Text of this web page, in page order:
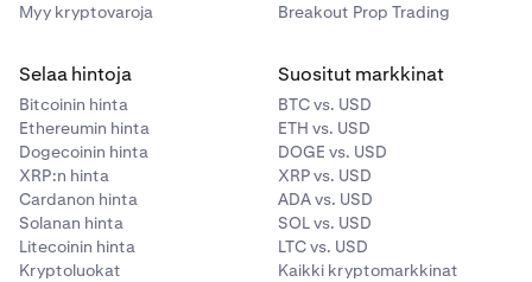
Myy kryptovaroja
Breakout Prop Trading
Selaa hintoja
Bitcoinin hinta
Ethereumin hinta
Dogecoinin hinta
XRP:n hinta
Cardanon hinta
Solanan hinta
Litecoinin hinta
Kryptoluokat
Suositut markkinat
BTC vs. USD
ETH vs. USD
DOGE vs. USD
XRP vs. USD
ADA vs. USD
SOL vs. USD
LTC vs. USD
Kaikki kryptomarkkinat